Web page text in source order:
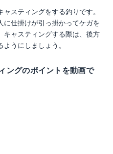
スティングをする釣りです。
に仕掛けが引っ掛かってケガを
キャスティングする際は、後方
うにしましょう。
ングのポイントを動画で